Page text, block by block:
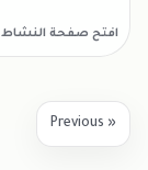
افتح صفحة النشاط
« Previous